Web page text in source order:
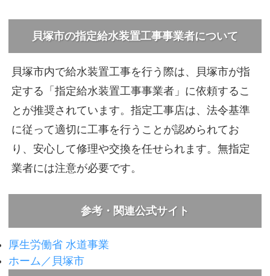
貝塚市の指定給水装置工事事業者について
貝塚市内で給水装置工事を行う際は、貝塚市が指
定する「指定給水装置工事事業者」に依頼するこ
とが推奨されています。指定工事店は、法令基準
に従って適切に工事を行うことが認められてお
り、安心して修理や交換を任せられます。無指定
業者には注意が必要です。
参考・関連公式サイト
厚生労働省 水道事業
ホーム／貝塚市